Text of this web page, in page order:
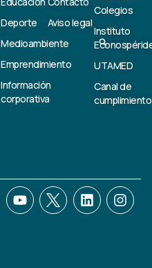
Deporte
Medioambiente
Emprendimiento
Información
corporativa
Aviso legal
Colegios
Instituto
UTAMED
Canal de
cumplimiento